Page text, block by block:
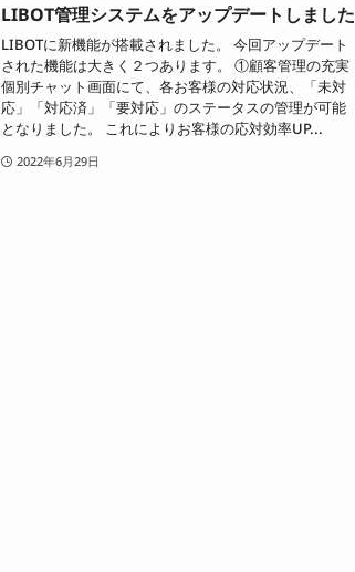
LIBOT管理システムをアップデートしました
LIBOTに新機能が搭載されました。 今回アップデート
された機能は大きく２つあります。 ①顧客管理の充実
個別チャット画面にて、各お客様の対応状況、「未対
応」「対応済」「要対応」のステータスの管理が可能
となりました。 これによりお客様の応対効率UP...
2022年6月29日